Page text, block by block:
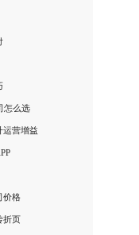
怎么选
运营增益
价格
折页